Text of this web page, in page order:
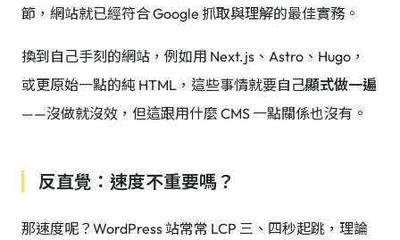
節，網站就已經符合 Google 抓取與理解的最佳實務。
換到自己手刻的網站，例如用 Next.js、Astro、Hugo，
或更原始一點的純 HTML，這些事情就要自己顯式做一遍
——沒做就沒效，但這跟用什麼 CMS 一點關係也沒有。
反直覺：速度不重要嗎？
那速度呢？WordPress 站常常 LCP 三、四秒起跳，理論